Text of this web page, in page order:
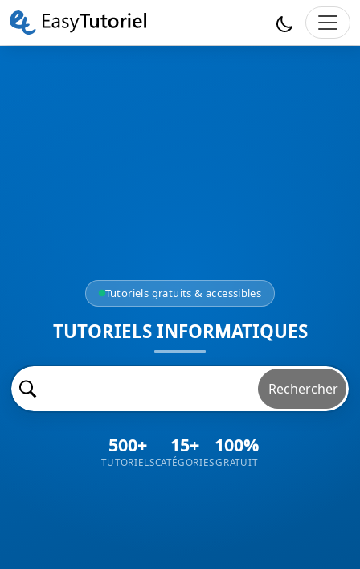
Tutoriels gratuits & accessibles
TUTORIELS INFORMATIQUES
Rechercher
500+
TUTORIELS
15+
CATÉGORIES
100%
GRATUIT